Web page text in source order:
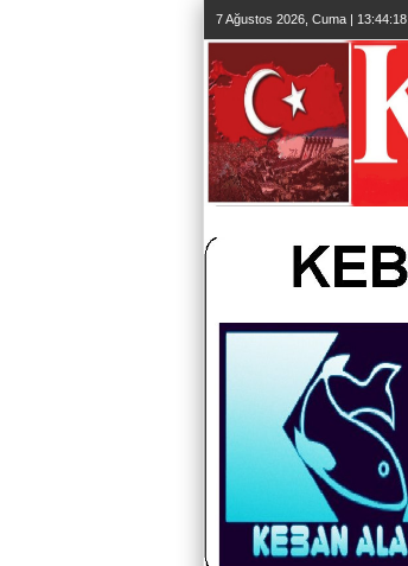
7 Ağustos 2026, Cuma | 13:44:19